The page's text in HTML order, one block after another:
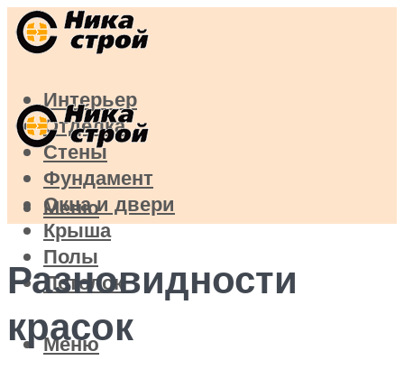
Интерьер
Отделка
Стены
Фундамент
Окна и двери
Крыша
Полы
Потолок
Меню
Меню
Разновидности
красок